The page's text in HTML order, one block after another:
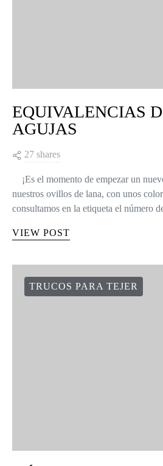
EQUIVALENCIAS
AGUJAS
27 shares
¡Es el momento de empezar un
nuestros ovillos de lana, con unos
consultamos en la etiqueta el número
VIEW POST
TRUCOS PARA TEJER